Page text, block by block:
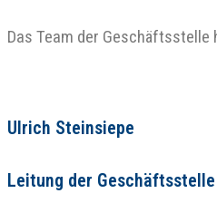
Das Team der Geschäftsstelle
Ulrich Steinsiepe
Leitung der Geschäftsstelle